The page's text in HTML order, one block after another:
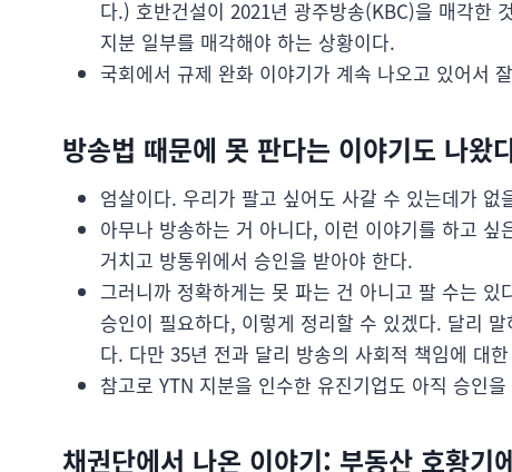
다.) 호반건설이 2021년 광주방송(KBC)을 매각한
지분 일부를 매각해야 하는 상황이다.
국회에서 규제 완화 이야기가 계속 나오고 있어서
방송법 때문에 못 판다는 이야기도 나왔
엄살이다. 우리가 팔고 싶어도 사갈 수 있는데가 없
아무나 방송하는 거 아니다, 이런 이야기를 하고
거치고 방통위에서 승인을 받아야 한다.
그러니까 정확하게는 못 파는 건 아니고 팔 수는
승인이 필요하다, 이렇게 정리할 수 있겠다. 달리
다. 다만 35년 전과 달리 방송의 사회적 책임에 대
참고로 YTN 지분을 인수한 유진기업도 아직 승인
채권단에서 나온 이야기: 부동산 호황